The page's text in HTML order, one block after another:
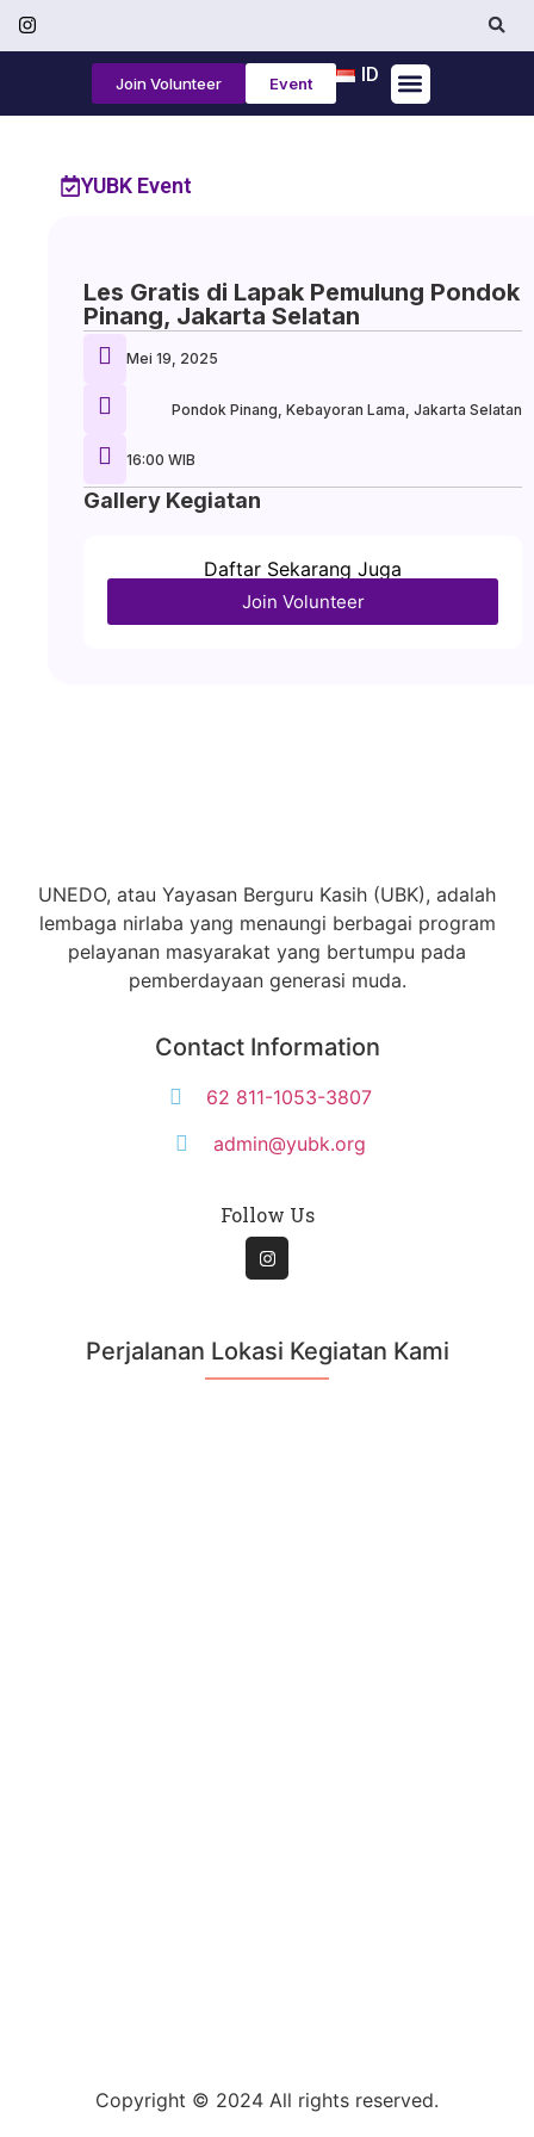
ID
Join Volunteer Event
YUBK Event
Les Gratis di Lapak Pemulung Pondok
Pinang, Jakarta Selatan
Mei 19, 2025
Pondok Pinang, Kebayoran Lama, Jakarta Selatan
16:00 WIB
Gallery Kegiatan
Daftar Sekarang Juga
Join Volunteer
UNEDO, atau Yayasan Berguru Kasih (UBK), adalah
lembaga nirlaba yang menaungi berbagai program
pelayanan masyarakat yang bertumpu pada
pemberdayaan generasi muda.
Contact Information
62 811-1053-3807
admin@yubk.org
Follow Us
Perjalanan Lokasi Kegiatan Kami
Copyright © 2024 All rights reserved.